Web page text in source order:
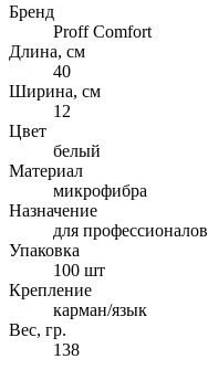
Бренд
Proff Comfort
Длина, см
40
Ширина, см
12
Цвет
белый
Материал
микрофибра
Назначение
для профессионалов
Упаковка
100 шт
Крепление
карман/язык
Вес, гр.
138